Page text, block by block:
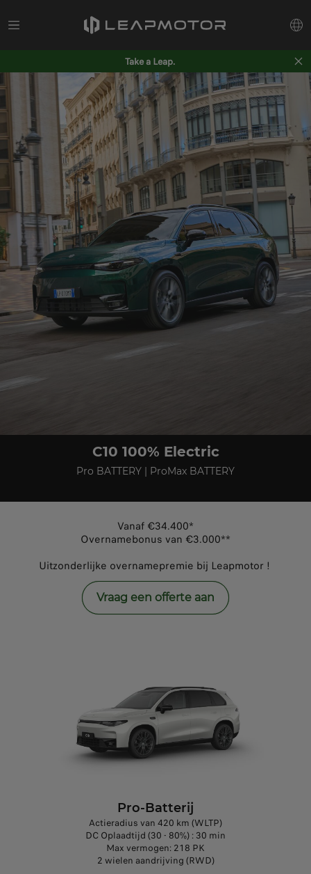
Take a Leap.
C10 100% Electric
Pro BATTERY | ProMax BATTERY
Vanaf €34.400*
Overnamebonus van €3.000**
Uitzonderlijke overnamepremie bij Leapmotor !
Vraag een offerte aan
Pro-Batterij
Actieradius van 420 km (WLTP)
DC Oplaadtijd (30 - 80%) : 30 min
Max vermogen: 218 PK
2 wielen aandrijving (RWD)